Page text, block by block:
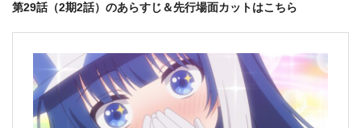
第29話（2期2話）のあらすじ＆先行場面カットはこちら